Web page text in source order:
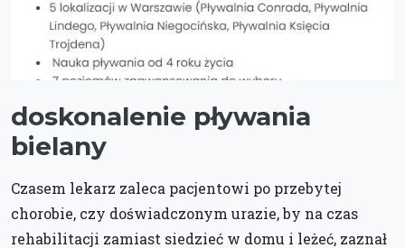
doskonalenie pływania
bielany
Czasem lekarz zaleca pacjentowi po przebytej
chorobie, czy doświadczonym urazie, by na czas
rehabilitacji zamiast siedzieć w domu i leżeć, zaznał